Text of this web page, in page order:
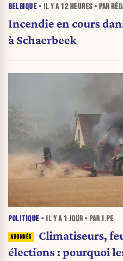
BELGIQUE • IL Y A 12 HEURES• PAR
Incendie en cours
à Schaerbeek
POLITIQUE • IL Y A 1 JOUR• PAR J.PE
Climatiseurs,
élections : pourquoi